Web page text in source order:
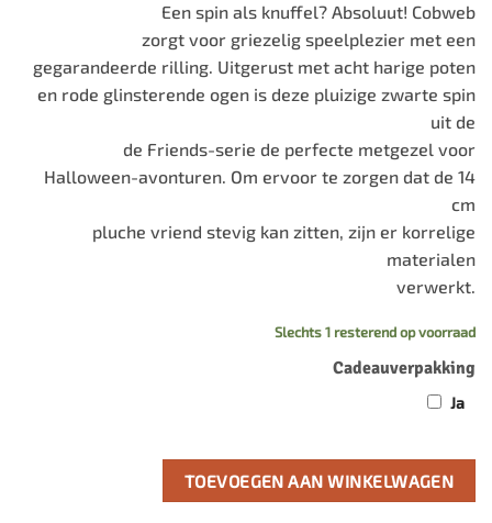
Een spin als knuffel? Absoluut! Cobweb
zorgt voor griezelig speelplezier met een
gegarandeerde rilling. Uitgerust met acht harige poten
en rode glinsterende ogen is deze pluizige zwarte spin
uit de
de Friends-serie de perfecte metgezel voor
Halloween-avonturen. Om ervoor te zorgen dat de 14
cm
pluche vriend stevig kan zitten, zijn er korrelige
materialen
verwerkt.
Slechts 1 resterend op voorraad
Cadeauverpakking
Ja
TOEVOEGEN AAN WINKELWAGEN